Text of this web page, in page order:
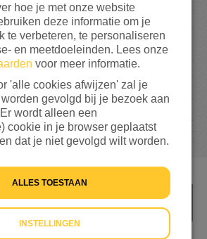
1
hoe je met onze website
deze informatie om je
te verbeteren, te personaliseren
en meetdoeleinden. Lees onze
voor meer informatie.
'alle cookies afwijzen' zal je
gevolgd bij je bezoek aan
wordt alleen een
cookie in je browser geplaatst
dat je niet gevolgd wilt worden.
ALLES TOESTAAN
INSTELLINGEN